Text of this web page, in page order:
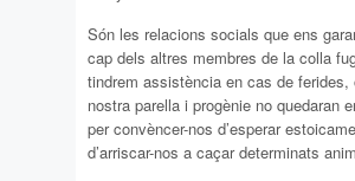
Són les relacions socials que ens
cap dels altres membres de la colla
tindrem assistència en cas de ferides,
nostra parella i progènie no quedaran
per convèncer-nos d’esperar
d’arriscar-nos a caçar determinats